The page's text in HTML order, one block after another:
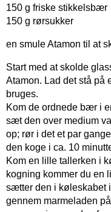
150 g friske stikkelsbær
150 g rørsukker
en smule Atamon til at
Start med at skolde
Atamon. Lad det stå på
bruges.
Kom de ordnede bær i
sæt den over medium
op; rør i det et par
den koge i ca. 10
Kom en lille tallerken i
kogning kommer du en
sætter den i køleskabet
gennem marmeladen